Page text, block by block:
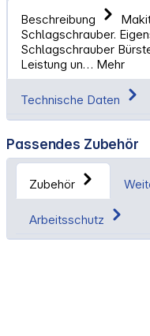
Beschreibung
Schlagschrauber.
Schlagschrauber
Leistung un… Mehr
Technische Daten
Passendes Zubehör
Zubehör
Arbeitsschutz